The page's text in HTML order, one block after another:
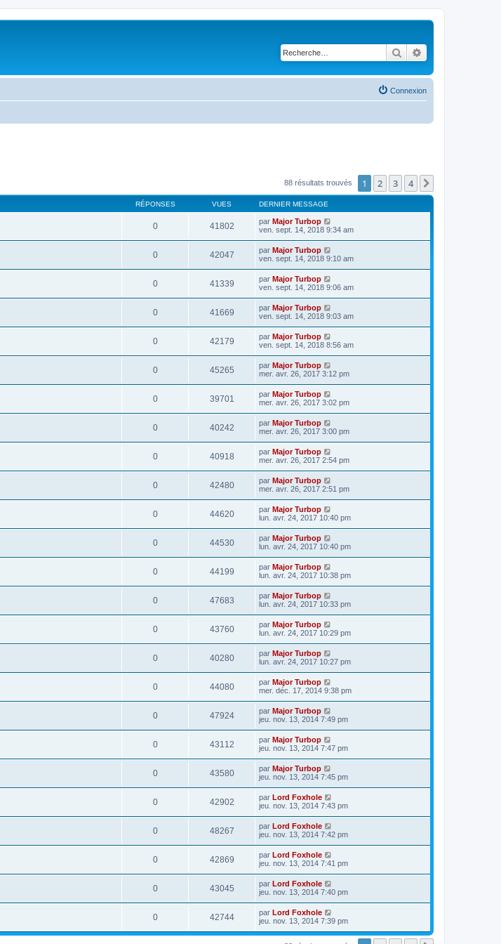
Rechercher
Connexion
88 résultats trouvés 1 2 3 4
RÉPONSES VUES DERNIER MESSAGE
0 41802 par Major Turbop
ven. sept. 14, 2018 9:34 am
0 42047 par Major Turbop
ven. sept. 14, 2018 9:10 am
0 41339 par Major Turbop
ven. sept. 14, 2018 9:06 am
0 41669 par Major Turbop
ven. sept. 14, 2018 9:03 am
0 42179 par Major Turbop
ven. sept. 14, 2018 8:56 am
0 45265 par Major Turbop
mer. avr. 26, 2017 3:12 pm
0 39701 par Major Turbop
mer. avr. 26, 2017 3:02 pm
0 40242 par Major Turbop
mer. avr. 26, 2017 3:00 pm
0 40918 par Major Turbop
mer. avr. 26, 2017 2:54 pm
0 42480 par Major Turbop
mer. avr. 26, 2017 2:51 pm
0 44620 par Major Turbop
lun. avr. 24, 2017 10:40 pm
0 44530 par Major Turbop
lun. avr. 24, 2017 10:40 pm
0 44199 par Major Turbop
lun. avr. 24, 2017 10:38 pm
0 47683 par Major Turbop
lun. avr. 24, 2017 10:33 pm
0 43760 par Major Turbop
lun. avr. 24, 2017 10:29 pm
0 40280 par Major Turbop
lun. avr. 24, 2017 10:27 pm
0 44080 par Major Turbop
mer. déc. 17, 2014 9:38 pm
0 47924 par Major Turbop
jeu. nov. 13, 2014 7:49 pm
0 43112 par Major Turbop
jeu. nov. 13, 2014 7:47 pm
0 43580 par Major Turbop
jeu. nov. 13, 2014 7:45 pm
0 42902 par Lord Foxhole
jeu. nov. 13, 2014 7:43 pm
0 48267 par Lord Foxhole
jeu. nov. 13, 2014 7:42 pm
0 42869 par Lord Foxhole
jeu. nov. 13, 2014 7:41 pm
0 43045 par Lord Foxhole
jeu. nov. 13, 2014 7:40 pm
0 42744 par Lord Foxhole
jeu. nov. 13, 2014 7:39 pm